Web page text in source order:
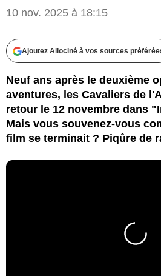
10 nov. 2025 à 18:15
Ajoutez Allociné à vos sources
Neuf ans après le deuxième
aventures, les Cavaliers de
retour le 12 novembre dans
Mais vous souvenez-vous
film se terminait ? Piqûre de